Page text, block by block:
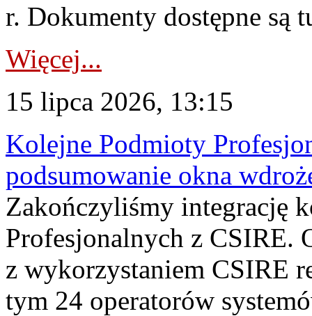
r. Dokumenty dostępne są
Więcej...
15 lipca 2026, 13:15
Kolejne Podmioty
podsumowanie okna
Zakończyliśmy integrację
Profesjonalnych z CSIRE.
z wykorzystaniem CSIRE
tym 24 operatorów